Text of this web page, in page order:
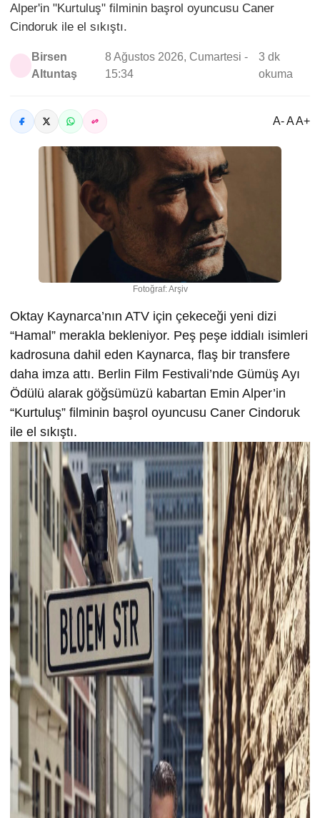
Alper'in "Kurtuluş" filminin başrol oyuncusu Caner
Cindoruk ile el sıkıştı.
Birsen
Altuntaş
8 Ağustos 2026, Cumartesi -
15:34
3 dk
okuma
A- A A+
Fotoğraf: Arşiv
Oktay Kaynarca’nın ATV için çekeceği yeni dizi
“Hamal” merakla bekleniyor. Peş peşe iddialı isimleri
kadrosuna dahil eden Kaynarca, flaş bir transfere
daha imza attı. Berlin Film Festivali’nde Gümüş Ayı
Ödülü alarak göğsümüzü kabartan Emin Alper’in
“Kurtuluş” filminin başrol oyuncusu Caner Cindoruk
ile el sıkıştı.